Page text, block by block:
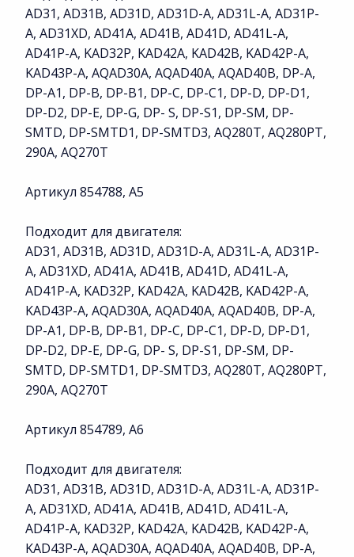
AD31, AD31B, AD31D, AD31D-A, AD31L-A, AD31P-
A, AD31XD, AD41A, AD41B, AD41D, AD41L-A,
AD41P-A, KAD32P, KAD42A, KAD42B, KAD42P-A,
KAD43P-A, AQAD30A, AQAD40A, AQAD40B, DP-A,
DP-A1, DP-B, DP-B1, DP-C, DP-C1, DP-D, DP-D1,
DP-D2, DP-E, DP-G, DP- S, DP-S1, DP-SM, DP-
SMTD, DP-SMTD1, DP-SMTD3, AQ280T, AQ280PT,
290A, AQ270T
Артикул 854788, A5
Подходит для двигателя:
AD31, AD31B, AD31D, AD31D-A, AD31L-A, AD31P-
A, AD31XD, AD41A, AD41B, AD41D, AD41L-A,
AD41P-A, KAD32P, KAD42A, KAD42B, KAD42P-A,
KAD43P-A, AQAD30A, AQAD40A, AQAD40B, DP-A,
DP-A1, DP-B, DP-B1, DP-C, DP-C1, DP-D, DP-D1,
DP-D2, DP-E, DP-G, DP- S, DP-S1, DP-SM, DP-
SMTD, DP-SMTD1, DP-SMTD3, AQ280T, AQ280PT,
290A, AQ270T
Артикул 854789, A6
Подходит для двигателя:
AD31, AD31B, AD31D, AD31D-A, AD31L-A, AD31P-
A, AD31XD, AD41A, AD41B, AD41D, AD41L-A,
AD41P-A, KAD32P, KAD42A, KAD42B, KAD42P-A,
KAD43P-A, AQAD30A, AQAD40A, AQAD40B, DP-A,